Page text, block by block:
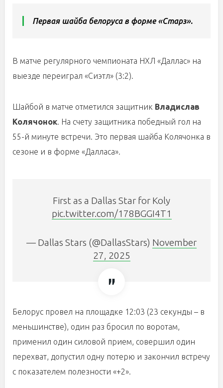
Первая шайба белоруса в форме «Старз».
В матче регулярного чемпионата НХЛ «Даллас» на
выезде переиграл «Сиэтл» (3:2).
Шайбой в матче отметился защитник Владислав
Колячонок. На счету защитника победный гол на
55-й минуте встречи. Это первая шайба Колячонка в
сезоне и в форме «Далласа».
First as a Dallas Star for Koly
pic.twitter.com/178BGGI4T1
— Dallas Stars (@DallasStars) November
27, 2025
Белорус провел на площадке 12:03 (23 секунды – в
меньшинстве), один раз бросил по воротам,
применил один силовой прием, совершил один
перехват, допустил одну потерю и закончил встречу
с показателем полезности «+2».